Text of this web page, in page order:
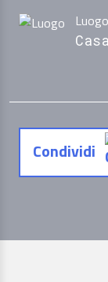
Luogo
Condividi